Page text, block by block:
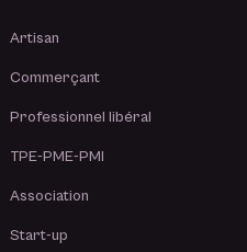
Artisan
Commerçant
Professionnel libéral
TPE-PME-PMI
Association
Start-up